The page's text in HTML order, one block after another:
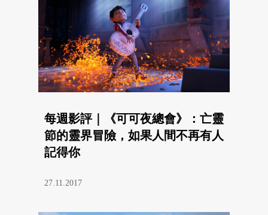
每週影評｜《可可夜總會》：亡靈
節的靈界冒險，如果人間不再有人
記得你
27.11.2017